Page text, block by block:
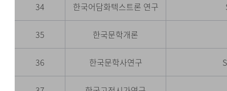
34 한국어담화텍스트론 연구
35 한국문학개론
36 한국문학사연구